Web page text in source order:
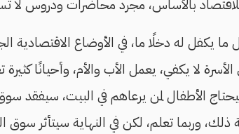
بالأساس، مجرد محاضرات ودروس لا
ما يكفل له دخلًا ما، في الأوضاع الاقتصادية
لا يكفي، يعمل الأب والأم، وأحيانًا
الأطفال لمن يرعاهم في البيت، سيفقد سوق
وربما تعلم، لكن في النهاية سيتأثر